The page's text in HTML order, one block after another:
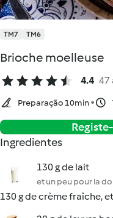
TM7 TM6
Brioche moelleuse
4.4 47
Preparação 10min
Ingredientes
130 g de lait
et un peu pour la
130 g de crème fraîche,